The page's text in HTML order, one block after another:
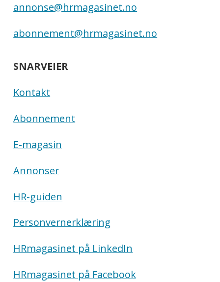
annonse@hrmagasinet.no
abonnement@hrmagasinet.no
SNARVEIER
Kontakt
Abonnement
E-magasin
Annonser
HR-guiden
Personvernerklæring
HRmagasinet på LinkedIn
HRmagasinet på Facebook